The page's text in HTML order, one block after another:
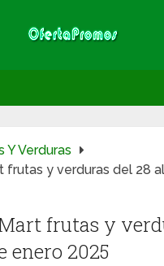
Y Verduras
frutas y verduras del 28
frutas y
enero 2025